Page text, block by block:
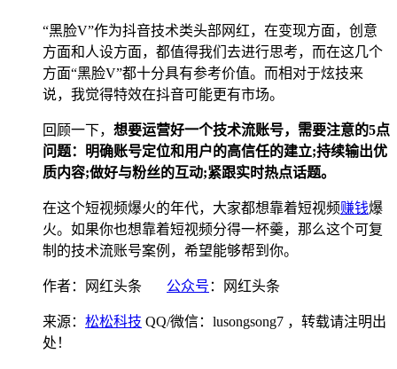
“黑脸V”作为抖音技术类头部网红，在变现方面，创意
方面和人设方面，都值得我们去进行思考，而在这几个
方面“黑脸V”都十分具有参考价值。而相对于炫技来
说，我觉得特效在抖音可能更有市场。
回顾一下， 想要运营好一个技术流账号，需要注意的5点
问题：明确账号定位和用户的高信任的建立;持续输出优
质内容;做好与粉丝的互动;紧跟实时热点话题。
在这个短视频爆火的年代，大家都想靠着短视频赚钱爆
火。如果你也想靠着短视频分得一杯羹，那么这个可复
制的技术流账号案例，希望能够帮到你。
作者：网红头条 公众号 ：网红头条
来源： 松松科技 QQ/微信：lusongsong7 ，转载请注明出
处！